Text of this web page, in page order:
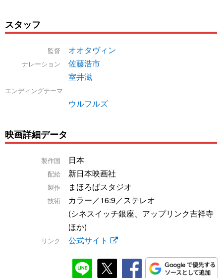
スタッフ
監督 オオタヴィン
ナレーション
佐藤浩市
室井滋
エンディングテーマ
ウルフルズ
映画詳細データ
製作国 日本
配給 新日本映画社
製作 まほろばスタジオ
技術
カラー／16:9／ステレオ
(シネスイッチ銀座、アップリンク吉祥寺
ほか)
リンク 公式サイト